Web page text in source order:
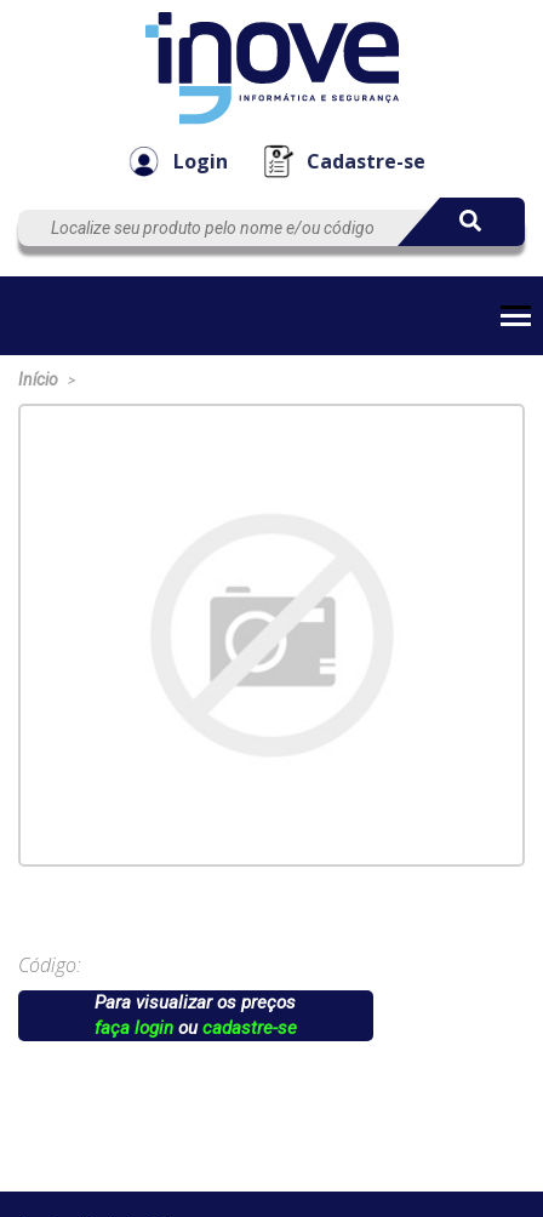
Login Cadastre-se
EmpresaAutomação
Início >
Código:
Para visualizar os preços
faça loginoucadastre-se